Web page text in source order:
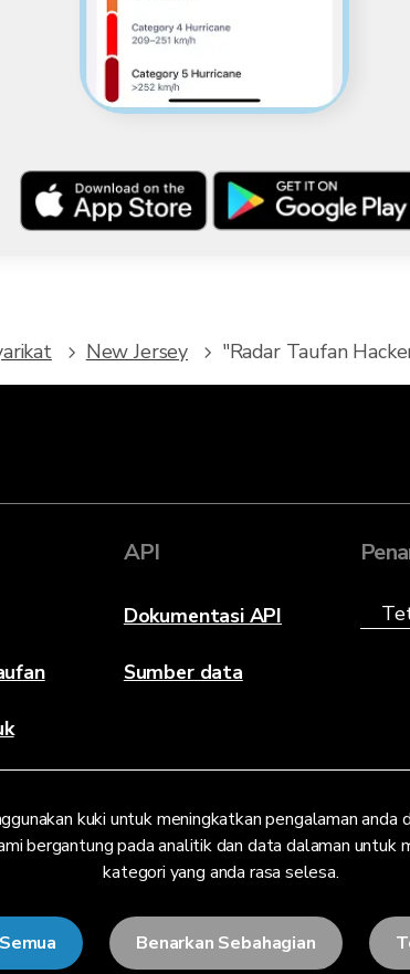
kuki untuk meningkatkan pengalaman anda
bergantung pada analitik dan data dalaman untuk
kategori yang anda rasa selesa.
Benarkan Sebahagian
New Jersey "Radar Taufan
API
Dokumentasi API
Sumber data